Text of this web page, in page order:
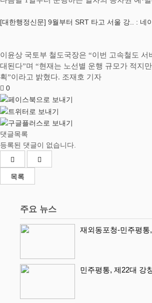
[대한행정신문] 9월부터 SRT 타고 서울 강.. : 네
이윤상 국토부 철도국장은 “이번 고속철도 서
대된다”며 “현재는 노선별 운행 규모가 적지만
획”이라고 밝혔다. 조재호 기자
0
댓글목록
등록된 댓글이 없습니다.
목록
주요 뉴스
재외동포청-민주평통
민주평통, 제22대 강